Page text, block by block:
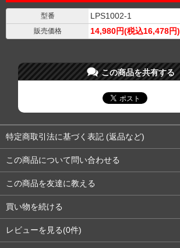
型番 LPS1002-1
販売価格 14,980円(税込16,478円)
この商品を共有する
特定商取引法に基づく表記 (返品など)
この商品について問い合わせる
この商品を友達に教える
買い物を続ける
レビューを見る(0件)